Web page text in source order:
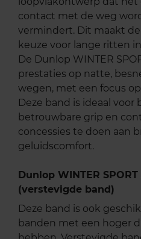
contact met de weg
vermindert. Dit maakt
keuze voor lange ritten
De Dunlop WINTER
prestaties op natte,
wegen, met een focus
Deze band is ideaal voor
betrouwbare grip en
concessies te doen aan
geluidscomfort.
Dunlop WINTER
(verstevigde band)
Deze band is ook
banden met een hoger